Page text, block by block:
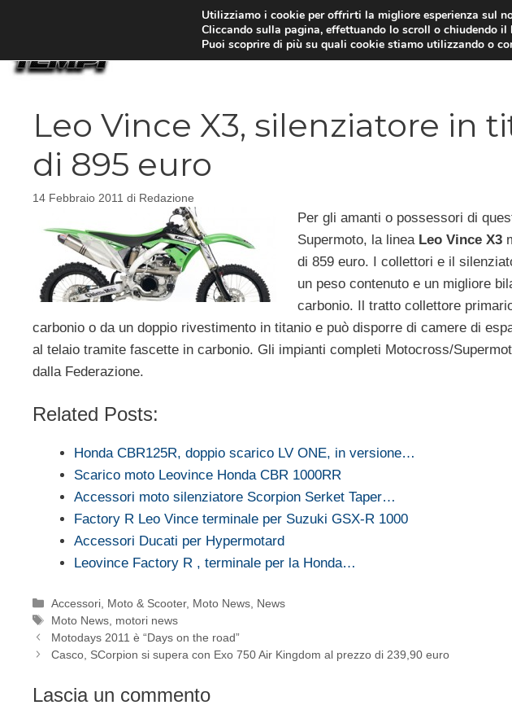
Leo Vince X3, silenziatore in
di 895 euro
14 Febbraio 2011 di Redazione
Per gli amanti o possessori di
Supermoto, la linea Leo Vince X3
di 859 euro. I collettori e il
un peso contenuto e un migliore
carbonio. Il tratto collettore
carbonio o da un doppio rivestimento in titanio e può disporre di camere di
al telaio tramite fascette in carbonio. Gli impianti completi Motocross/
dalla Federazione.
Related Posts:
Honda CBR125R, doppio scarico LV ONE, in versione…
Scarico moto Leovince Honda CBR 1000RR
Accessori moto silenziatore Scorpion Serket Taper…
Factory R Leo Vince terminale per Suzuki GSX-R 1000
Accessori Ducati per Hypermotard
Leovince Factory R , terminale per la Honda…
Categorie
Accessori Moto & Scooter, Moto News News
Tag
Moto News motori news
Motodays 2011 è “Days on the road”
Casco, SCorpion si supera con Exo 750 Air Kingdom al prezzo di 239,90 euro
Lascia un commento
Utilizziamo i cookie per offrirti la migliore esperienza sul
Cliccando sulla pagina, effettuando lo scroll o chiudendo
Puoi scoprire di più su quali cookie stiamo utilizzando o